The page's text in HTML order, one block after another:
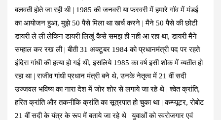
बलवती होते जा रही थी | 1985 की जनवरी या फरवरी में हमारे गॉव में मंडई
का आयोजन हुआ, मुझे 50 पैसे मिला था खर्च करने | मैने 50 पैसे की छोटी
डायरी ले ली लेकिन डायरी लिखूं कैसे समझ ही नही आ रहा था, डायरी मैने
सम्हाल कर रख ली | बीती 31 अक्टूबर 1984 को प्रधानमंत्री पद पर रहते
इंदिरा गांधी की हत्या हो गई थी, इसलिये 1985 का वर्ष इसी शोक में व्यतीत हो
रहा था | राजीव गांधी प्रधान मंत्री बने थे, उनके नेतृत्व में 21 वीं सदी
उज्जवल भविष्य का नारा देश में जोर शोर से लगाये जा रहे थे | श्वेत क्रांति,
हरित क्रांति और तकनीकि क्रांति का सूत्रपात हो चुका था | कम्प्यूटर, रोबोट
21 वीं सदी के यंत्र के रूप में बताये जा रहे थे | युवाओं को स्वरोजगार एवं